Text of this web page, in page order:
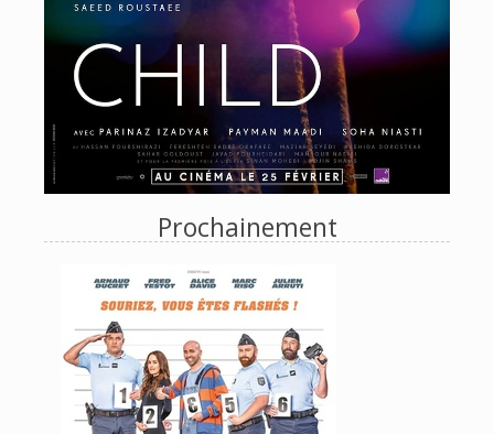
Prochainement